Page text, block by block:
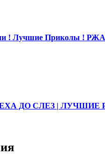
! Лучшие Приколы !
ДО СЛЕЗ | ЛУЧШИЕ